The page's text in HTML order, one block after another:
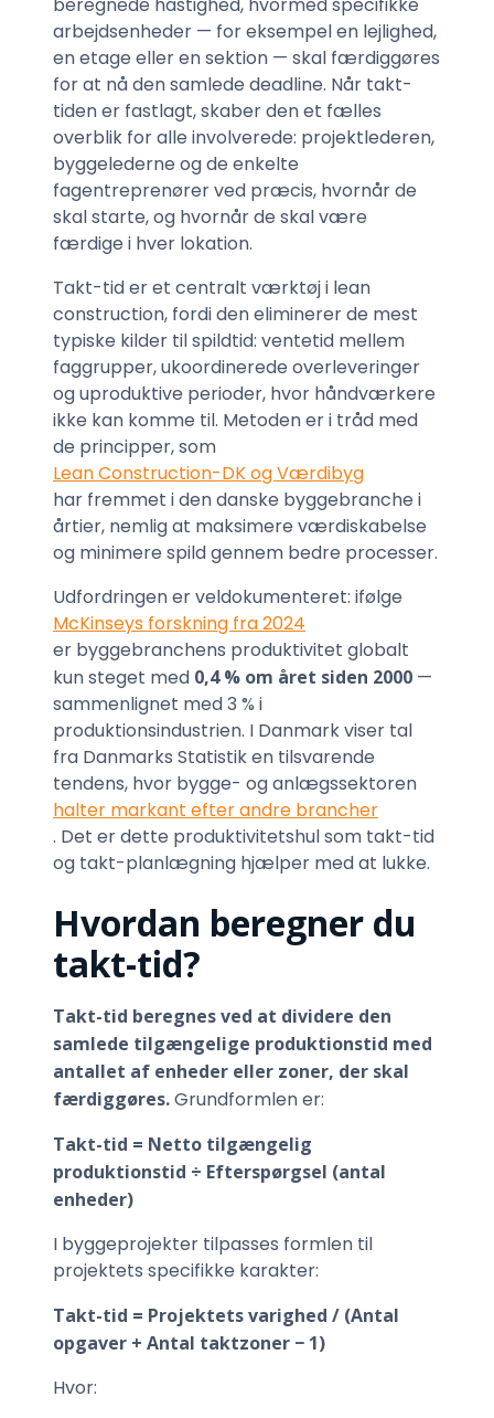
arbejdsenheder — for eksempel en lejlighed,
en etage eller en sektion — skal færdiggøres
for at nå den samlede deadline. Når takt-
tiden er fastlagt, skaber den et fælles
overblik for alle involverede: projektlederen,
byggelederne og de enkelte
fagentreprenører ved præcis, hvornår de
skal starte, og hvornår de skal være
færdige i hver lokation.
Takt-tid er et centralt værktøj i lean
construction, fordi den eliminerer de mest
typiske kilder til spildtid: ventetid mellem
faggrupper, ukoordinerede overleveringer
og uproduktive perioder, hvor håndværkere
ikke kan komme til. Metoden er i tråd med
de principper, som
Lean Construction-DK og Værdibyg
har fremmet i den danske byggebranche i
årtier, nemlig at maksimere værdiskabelse
og minimere spild gennem bedre processer.
Udfordringen er veldokumenteret: ifølge
McKinseys forskning fra 2024
er byggebranchens produktivitet globalt
kun steget med 0,4 % om året siden 2000 —
sammenlignet med 3 % i
produktionsindustrien. I Danmark viser tal
fra Danmarks Statistik en tilsvarende
tendens, hvor bygge- og anlægssektoren
halter markant efter andre brancher
. Det er dette produktivitetshul som takt-tid
og takt-planlægning hjælper med at lukke.
Hvordan beregner du
takt-tid?
Takt-tid beregnes ved at dividere den
samlede tilgængelige produktionstid med
antallet af enheder eller zoner, der skal
færdiggøres.Grundformlen er:
Takt-tid = Netto tilgængelig
produktionstid ÷ Efterspørgsel (antal
enheder)
I byggeprojekter tilpasses formlen til
projektets specifikke karakter:
Takt-tid = Projektets varighed / (Antal
opgaver + Antal taktzoner − 1)
Hvor: